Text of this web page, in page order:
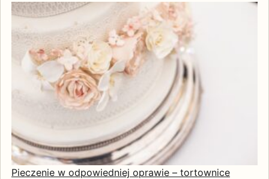
Pieczenie w odpowiedniej oprawie – tortownice